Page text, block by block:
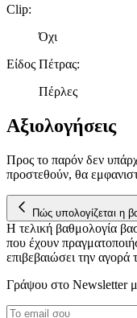
Clip:
Όχι
Είδος Πέτρας:
Πέρλες
Αξιολογήσεις
Προς το παρόν δεν
προστεθούν, θα
Πώς υπολογίζεται η
Η τελική βαθμολογία
που έχουν
επιβεβαιώσει την αγορά
Γράψου στο Νewsletter